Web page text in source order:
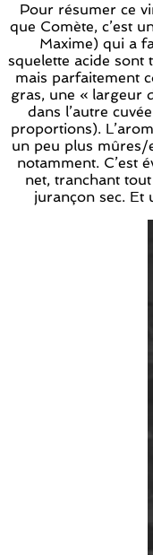
Pour résumer ce
que Comète, c’est
Maxime) qui a
squelette acide sont
mais parfaitement
gras, une « largeur
dans l’autre
proportions).
un peu plus mûres/
notamment. C’est
net, tranchant
jurançon sec. Et